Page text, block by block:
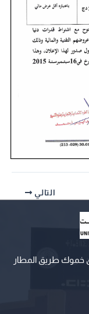
التالي
خموك طريق المطار